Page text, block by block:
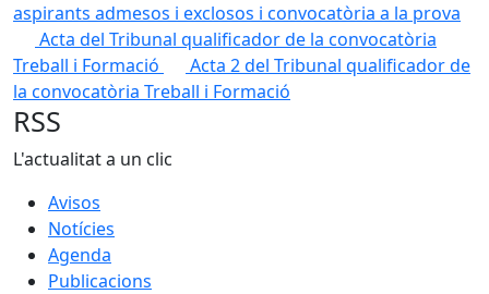
aspirants admesos i exclosos i convocatòria a la prova
Acta del Tribunal qualificador de la convocatòria
Treball i Formació
Acta 2 del Tribunal qualificador de
la convocatòria Treball i Formació
RSS
L'actualitat a un clic
Avisos
Notícies
Agenda
Publicacions